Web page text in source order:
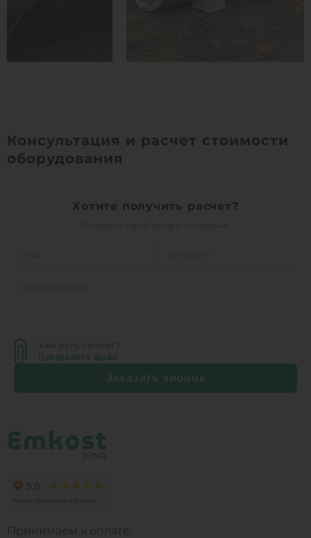
Консультация и расчет стоимости
оборудования
Хотите получить расчет?
Уже есть проект?
Прикрепите файл
Заказать звонок
Принимаем к оплате: